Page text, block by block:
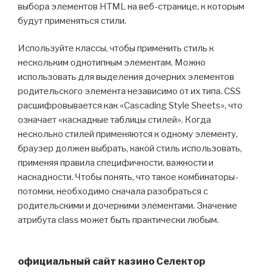
выбора элементов HTML на веб-странице, к которым
будут применяться стили.
Используйте классы, чтобы применить стиль к
нескольким однотипным элементам. Можно
использовать для выделения дочерних элементов
родительского элемента независимо от их типа. CSS
расшифровывается как «Cascading Style Sheets», что
означает «каскадные таблицы стилей». Когда
несколько стилей применяются к одному элементу,
браузер должен выбрать, какой стиль использовать,
применяя правила специфичности, важности и
каскадности. Чтобы понять, что такое комбинаторы-
потомки, необходимо сначала разобраться с
родительскими и дочерними элементами. Значение
атрибута class может быть практически любым.
официальный сайт казино Селектор